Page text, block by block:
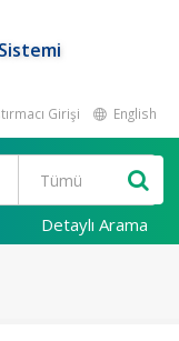
Girişi English
Detaylı Arama